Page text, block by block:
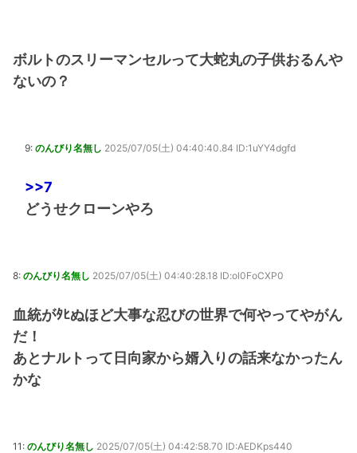
ボルトのスリーマンセルって大蛇丸の子供おるんや
ないの？
9: のんびり名無し 2025/07/05(土) 04:40:40.84 ID:1uYY4dgfd
>>7
どうせクローンやろ
8: のんびり名無し 2025/07/05(土) 04:40:28.18 ID:ol0FoCXP0
血統がﾀﾋぬほど大事な忍びの世界で何やってやがん
だ！
あとナルトって日向家から婿入りの話来なかったん
かな
11: のんびり名無し 2025/07/05(土) 04:42:58.70 ID:AEDKps440